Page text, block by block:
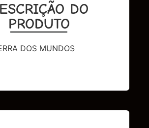
DO
PRODUTO
DOS MUNDOS